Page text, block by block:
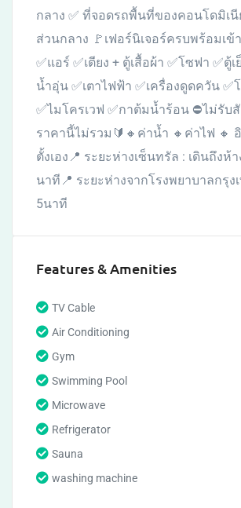
กลาง ✅ ที่จอดรถพื้นที่ของคอนโดมิเนี
ส่วนกลาง 🚩เฟอร์นิเจอร์ครบพร้อมเข้
✅แอร์ ✅เตียง + ตู้เสื้อผ้า ✅โซฟา ✅ตู้
น้ำอุ่น ✅เตาไฟฟ้า ✅เครื่องดูดควัน ✅
✅ไมโครเวฟ ✅กาต้มน้ำร้อน ⛔️ไม่รับสั
ราคานี้ไม่รวม🔰🔸ค่าน้ำ 🔸ค่าไฟ 🔸
ตั้งเอง📍 ระยะห่างเซ็นทรัล : เดินถึงห้
นาที📍 ระยะห่างจากโรงพยาบาลกรุง
5นาที
Features & Amenities
TV Cable
Air Conditioning
Gym
Swimming Pool
Microwave
Refrigerator
Sauna
washing machine